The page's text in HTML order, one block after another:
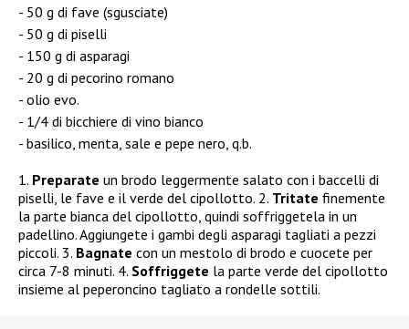
50 g di fave (sgusciate)
50 g di piselli
150 g di asparagi
20 g di pecorino romano
olio evo.
1/4 di bicchiere di vino bianco
basilico, menta, sale e pepe nero, q.b.
1. Preparate un brodo leggermente salato con i baccelli di
piselli, le fave e il verde del cipollotto. 2. Tritate finemente
la parte bianca del cipollotto, quindi soffriggetela in un
padellino. Aggiungete i gambi degli asparagi tagliati a pezzi
piccoli. 3. Bagnate con un mestolo di brodo e cuocete per
circa 7-8 minuti. 4. Soffriggete la parte verde del cipollotto
insieme al peperoncino tagliato a rondelle sottili.